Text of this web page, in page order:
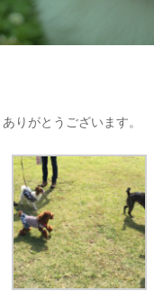
りがとうございます。